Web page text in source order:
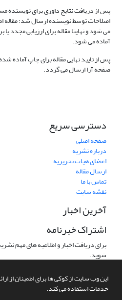
این وب سایت از کوکی ها برای اطمینان از
خدمات استفاده می کند.
پس از دریافت نتایج داوری برای نویسنده
اصلاحات توسط نویسنده ارسال شد؛ مقاله
می شود و نهایتا مقاله برای ارزیابی مجدد
آماده می شود.
پس از تایید نهایی مقاله برای چاپ آماده
صفحه آرا ارسال می گردد.
دسترسی سریع
صفحه اصلی
درباره نشریه
اعضای هیات تحریریه
ارسال مقاله
تماس با ما
نقشه سایت
آخرین اخبار
اشتراک خبرنامه
برای دریافت اخبار و اطلاعیه های مهم
شوید.